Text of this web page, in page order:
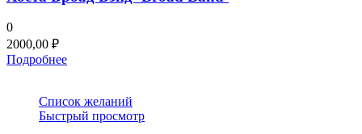
0
2000,00 ₽
Подробнее
Список желаний
Быстрый просмотр